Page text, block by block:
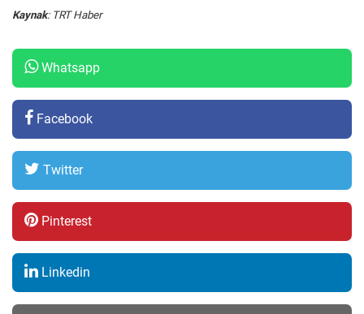
Kaynak: TRT Haber
Whatsapp
Facebook
Twitter
Pinterest
Linkedin